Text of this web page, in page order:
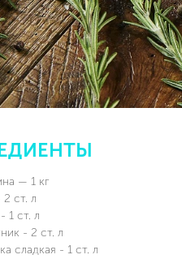
— 1 кг
ст. л
1 ст. л
- 2 ст. л
сладкая - 1 ст. л